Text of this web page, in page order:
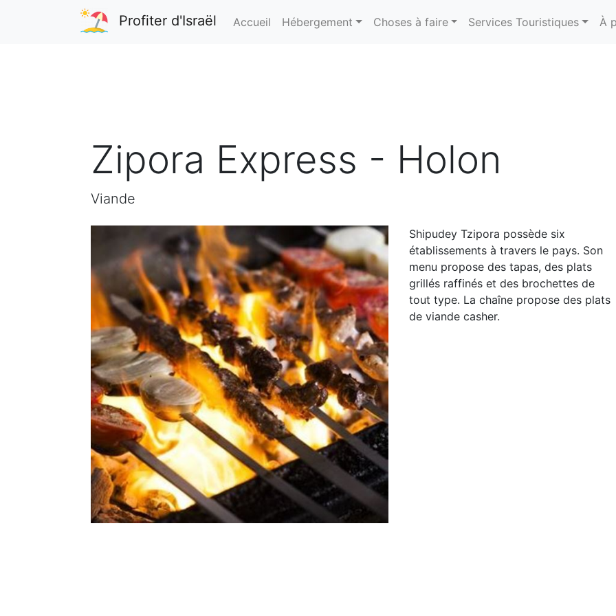
Profiter d'Israël Accueil Hébergement Choses à faire Services Touristiques À
Zipora Express - Holon
Viande
Shipudey Tzipora possède six
établissements à travers le pays. Son
menu propose des tapas, des plats
grillés raffinés et des brochettes de
tout type. La chaîne propose des plats
de viande casher.